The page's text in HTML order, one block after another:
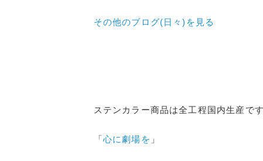
その他のブログ(日々) を見る
ステンカラー商品は全工程国内生産です
「心に劇場を 」